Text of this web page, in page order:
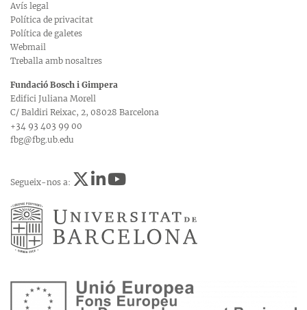
Avís legal
Política de privacitat
Política de galetes
Webmail
Treballa amb nosaltres
Fundació Bosch i Gimpera
Edifici Juliana Morell
C/ Baldiri Reixac, 2, 08028 Barcelona
+34 93 403 99 00
fbg@fbg.ub.edu
Segueix-nos a: